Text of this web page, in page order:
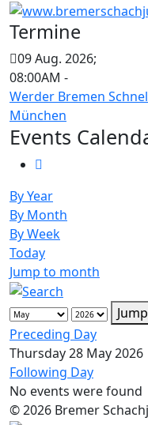
Termine
09 Aug. 2026;
08:00AM -
Werder Bremen
München
Events
By Year
By Month
By Week
Today
Jump to month
Preceding Day
Thursday 28 May 2026
Following Day
No events were found
© 2026 Bremer